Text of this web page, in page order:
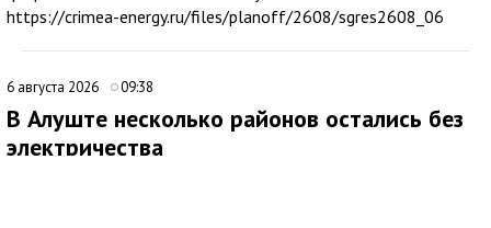
https://crimea-energy.ru/files/planoff/2608/sgres2608_06
6 августа 2026 09:38
В Алуште несколько районов остались без
электричества